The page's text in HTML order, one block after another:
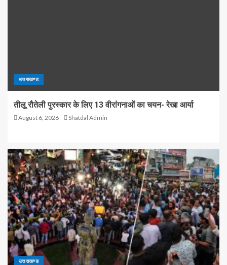
उत्तराखण्ड
तीलू रौतेली पुरस्कार के लिए 13 वीरांगनाओं का चयन- रेखा आर्या
August 6, 2026 Shatdal Admin
उत्तराखण्ड